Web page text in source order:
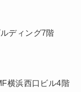
ディング7階
横浜西口ビル4階